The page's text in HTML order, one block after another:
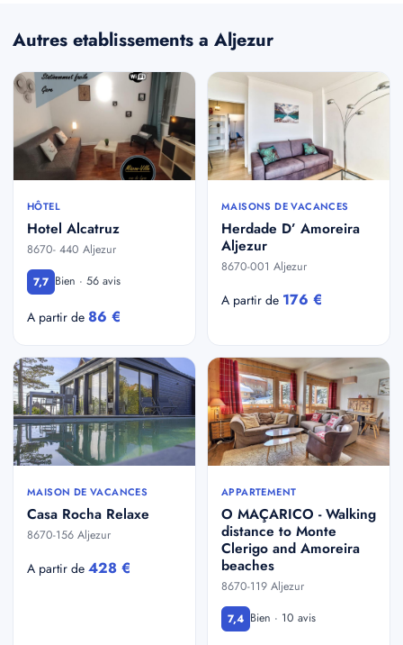
Autres etablissements a Aljezur
HÔTEL
Hotel Alcatruz
8670- 440 Aljezur
7,7 Bien · 56 avis
A partir de 86 €
MAISONS DE VACANCES
Herdade D’ Amoreira
Aljezur
8670-001 Aljezur
A partir de 176 €
MAISON DE VACANCES
Casa Rocha Relaxe
8670-156 Aljezur
A partir de 428 €
APPARTEMENT
O MAÇARICO - Walking
distance to Monte
Clerigo and Amoreira
beaches
8670-119 Aljezur
7,4 Bien · 10 avis